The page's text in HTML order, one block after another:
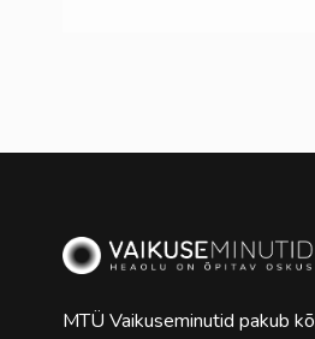
MTÜ Vaikuseminutid pakub